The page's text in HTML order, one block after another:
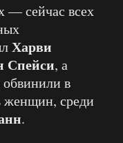
— сейчас всех
Харви
Спейси, а
обвинили в
женщин, среди
.